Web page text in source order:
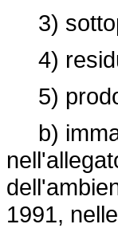
3)
4)
5)
b)
1991,